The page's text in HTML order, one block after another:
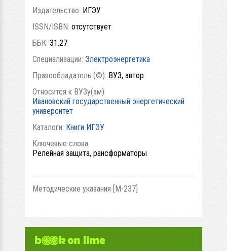
Издательство: ИГЭУ
ISSN/ISBN: отсутствует
ББК: 31.27
Специализации: Электроэнергетика
Правообладатель (©): ВУЗ, автор
Относится к ВУЗу(ам):
Ивановский государственный энергетический
университет
Каталоги: Книги ИГЭУ
Ключевые слова:
Релейная защита, рансформаторы
Методические указания [М-237]